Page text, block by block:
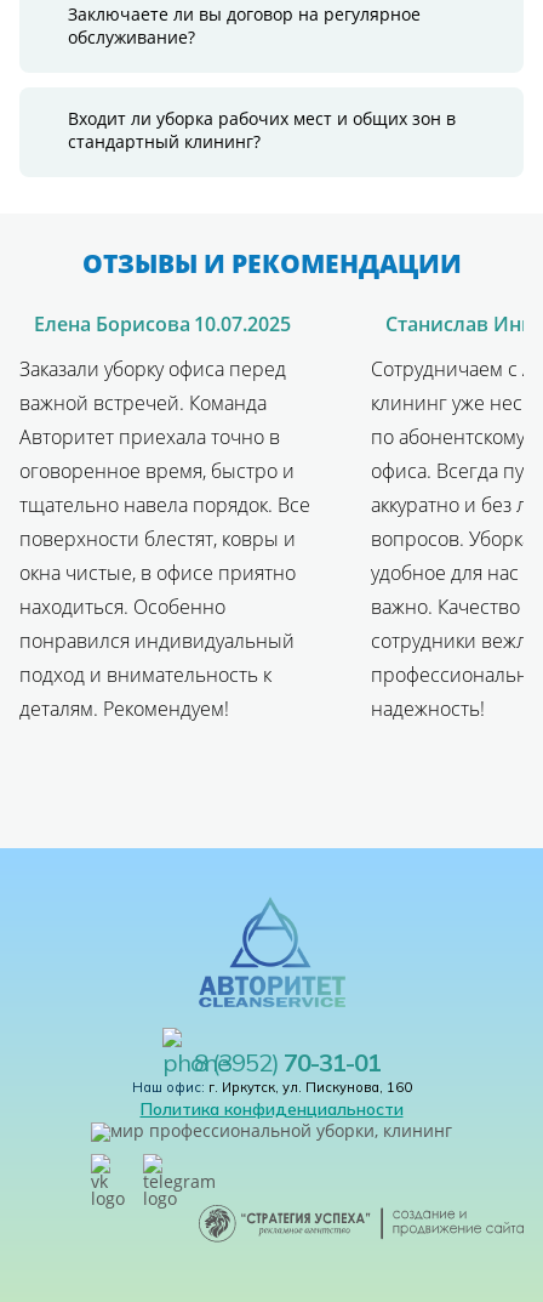
Заключаете ли вы договор на регулярное
обслуживание?
Входит ли уборка рабочих мест и общих зон в
стандартный клининг?
ОТЗЫВЫ И РЕКОМЕНДАЦИИ
Елена Борисова 10.07.2025
Заказали уборку офиса перед
важной встречей. Команда
Авторитет приехала точно в
оговоренное время, быстро и
тщательно навела порядок. Все
поверхности блестят, ковры и
окна чистые, в офисе приятно
находиться. Особенно
понравился индивидуальный
подход и внимательность к
деталям. Рекомендуем!
Станислав
Сотрудничаем с
клининг уже
по абонентскому
офиса. Всегда
аккуратно и без
вопросов. Уборка
удобное для нас
важно. Качество
сотрудники
надежность!
8 (3952) 70-31-01
Наш офис: г. Иркутск, ул. Пискунова, 160
Политика конфиденциальности